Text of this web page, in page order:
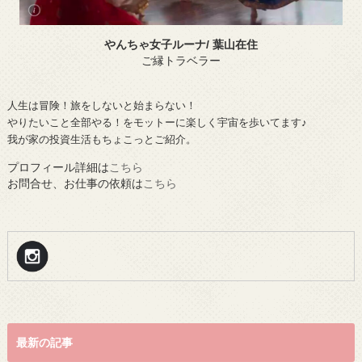
やんちゃ女子ルーナ/ 葉山在住
ご縁トラベラー
人生は冒険！旅をしないと始まらない！
やりたいこと全部やる！をモットーに楽しく宇宙を歩いてます♪
我が家の投資生活もちょこっとご紹介。
プロフィール詳細はこちら
お問合せ、お仕事の依頼はこちら
最新の記事